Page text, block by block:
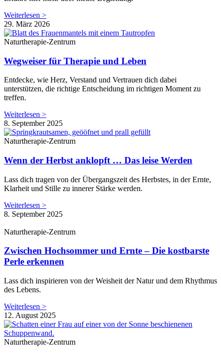
Weiterlesen >
29. März 2026
Naturtherapie-Zentrum
Wegweiser für Therapie und Leben
Entdecke, wie Herz, Verstand und Vertrauen dich dabei
unterstützen, die richtige Entscheidung im richtigen Moment zu
treffen.
Weiterlesen >
8. September 2025
Naturtherapie-Zentrum
Wenn der Herbst anklopft … Das leise Werden
Lass dich tragen von der Übergangszeit des Herbstes, in der Ernte,
Klarheit und Stille zu innerer Stärke werden.
Weiterlesen >
8. September 2025
Naturtherapie-Zentrum
Zwischen Hochsommer und Ernte – Die kostbarste
Perle erkennen
Lass dich inspirieren von der Weisheit der Natur und dem Rhythmus
des Lebens.
Weiterlesen >
12. August 2025
Naturtherapie-Zentrum